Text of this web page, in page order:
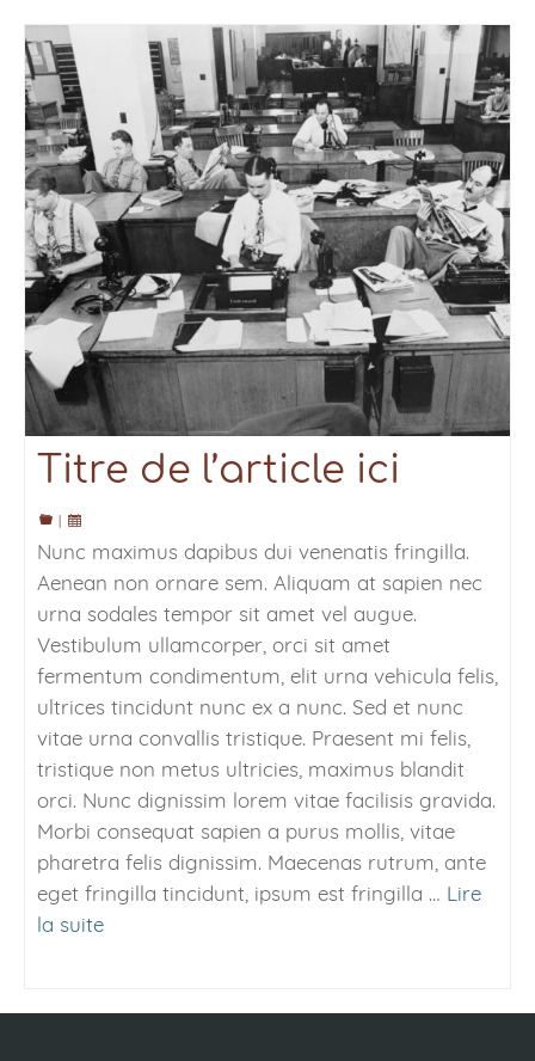
Titre de l’article ici
|
Nunc maximus dapibus dui venenatis fringilla.
Aenean non ornare sem. Aliquam at sapien nec
urna sodales tempor sit amet vel augue.
Vestibulum ullamcorper, orci sit amet
fermentum condimentum, elit urna vehicula felis,
ultrices tincidunt nunc ex a nunc. Sed et nunc
vitae urna convallis tristique. Praesent mi felis,
tristique non metus ultricies, maximus blandit
orci. Nunc dignissim lorem vitae facilisis gravida.
Morbi consequat sapien a purus mollis, vitae
pharetra felis dignissim. Maecenas rutrum, ante
eget fringilla tincidunt, ipsum est fringilla … Lire
la suite